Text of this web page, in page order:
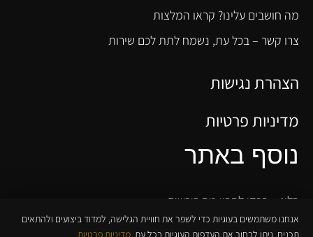
מה חושבים עלינו? קראו המלצות
צרו קשר – בכל עת, נשמח לתת לכם שירות
הצהרת נגישות
מדיניות פרטיות
נוסף באתר
בלוג – בכדי להבין מה רוכשים
גבר! אל תשבור את הראש…
אנחנו משתמשים בעוגיות כדי לשפר את חוויית הגלישה, למדוד ביצועים ולהתאים
תכנים. ניתן לבחור את העדפות העוגיות בכל עת. מדיניות פרטיות